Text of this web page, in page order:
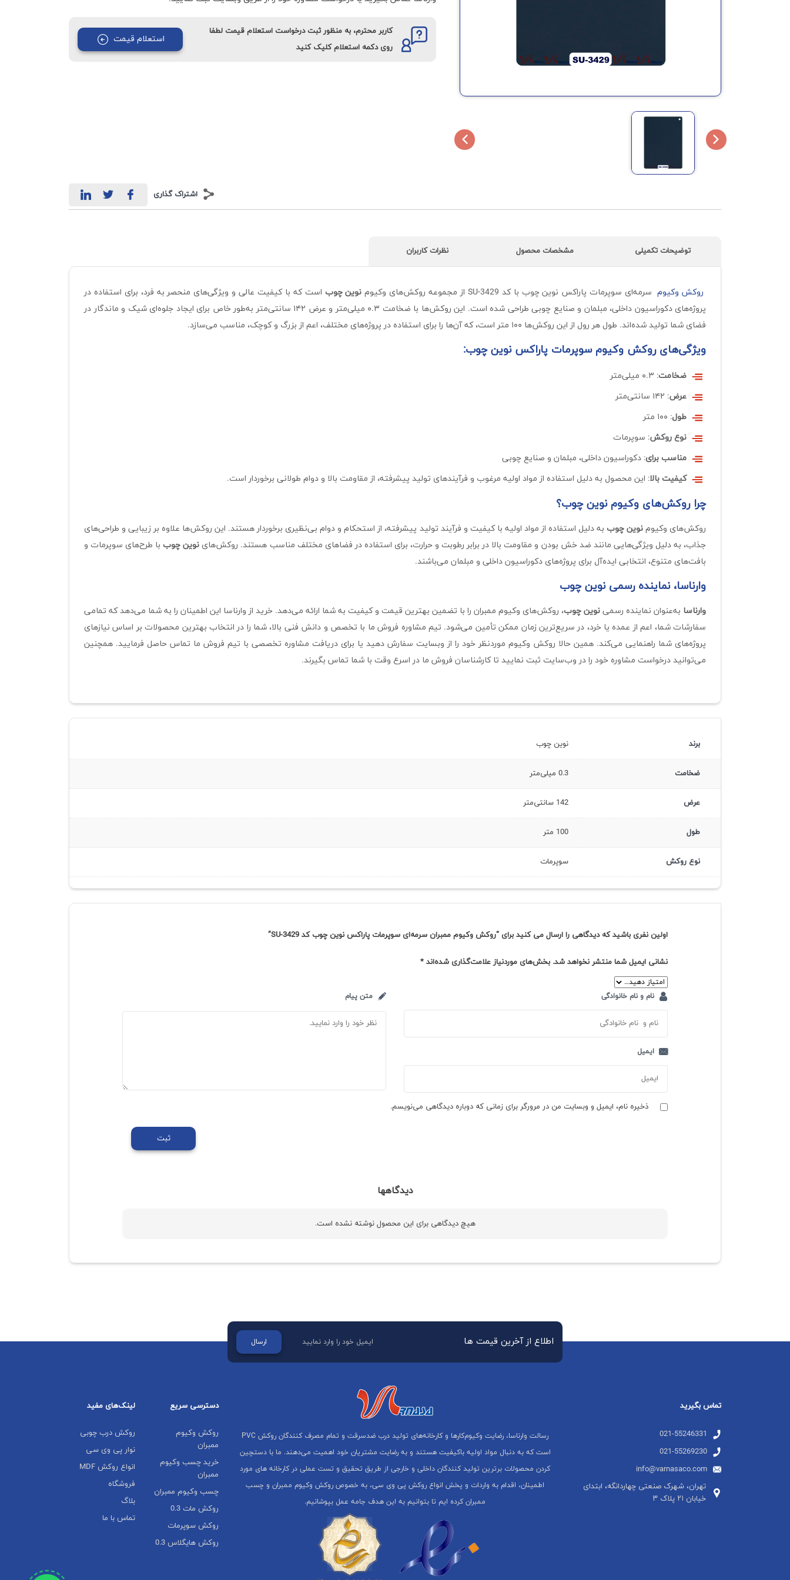
کاربر محترم، به منظور ثبت درخواست استعلام قیمت لطفا
روی دکمه استعلام کلیک کنید
استعلام قیمت
اشتراک گذاری
توضیحات تکمیلی مشخصات محصول نظرات کاربران
روکش وکیوم سرمه‌ای سوپرمات پاراکس نوین چوب با کد SU-3429 از مجموعه روکش‌های وکیوم نوین چوب است که با کیفیت عالی و ویژگی‌های منحصر به فرد، برای استفاده در
پروژه‌های دکوراسیون داخلی، مبلمان و صنایع چوبی طراحی شده است. این روکش‌ها با ضخامت ۰.۳ میلی‌متر و عرض ۱۴۲ سانتی‌متر به‌طور خاص برای ایجاد جلوه‌ای شیک و ماندگار در
فضای شما تولید شده‌اند. طول هر رول از این روکش‌ها ۱۰۰ متر است، که آن‌ها را برای استفاده در پروژه‌های مختلف، اعم از بزرگ و کوچک، مناسب می‌سازد.
ویژگی‌های روکش وکیوم سوپرمات پاراکس نوین چوب:
ضخامت: ۰.۳ میلی‌متر
عرض: ۱۴۲ سانتی‌متر
طول: ۱۰۰ متر
نوع روکش: سوپرمات
مناسب برای: دکوراسیون داخلی، مبلمان و صنایع چوبی
کیفیت بالا: این محصول به دلیل استفاده از مواد اولیه مرغوب و فرآیندهای تولید پیشرفته، از مقاومت بالا و دوام طولانی برخوردار است.
چرا روکش‌های وکیوم نوین چوب؟
روکش‌های وکیومنوین چوب به دلیل استفاده از مواد اولیه با کیفیت و فرآیند تولید پیشرفته، از استحکام و دوام بی‌نظیری برخوردار هستند. این روکش‌ها علاوه بر زیبایی و طراحی‌های
جذاب، به دلیل ویژگی‌هایی مانند ضد خش بودن و مقاومت بالا در برابر رطوبت و حرارت، برای استفاده در فضاهای مختلف مناسب هستند. روکش‌های نوین چوب با طرح‌های سوپرمات و
بافت‌های متنوع، انتخابی ایده‌آل برای پروژه‌های دکوراسیون داخلی و مبلمان می‌باشند.
وارناسا، نماینده رسمی نوین چوب
وارناسا به‌عنوان نماینده رسمی نوین چوب، روکش‌های وکیوم ممبران را با تضمین بهترین قیمت و کیفیت به شما ارائه می‌دهد. خرید از وارناسا این اطمینان را به شما می‌دهد که تمامی
سفارشات شما، اعم از عمده یا خرد، در سریع‌ترین زمان ممکن تأمین می‌شود. تیم مشاوره فروش ما با تخصص و دانش فنی بالا، شما را در انتخاب بهترین محصولات بر اساس نیازهای
پروژه‌های شما راهنمایی می‌کند. همین حالا روکش وکیوم موردنظر خود را از وبسایت سفارش دهید یا برای دریافت مشاوره تخصصی با تیم فروش ما تماس حاصل فرمایید. همچنین
می‌توانید درخواست مشاوره خود را در وب‌سایت ثبت نمایید تا کارشناسان فروش ما در اسرع وقت با شما تماس بگیرند.
برند نوین چوب
ضخامت 0.3 میلی‌متر
عرض 142 سانتی‌متر
طول 100 متر
نوع روکش سوپرمات
اولین نفری باشید که دیدگاهی را ارسال می کنید برای “روکش وکیوم ممبران سرمه‌ای سوپرمات پاراکس نوین چوب کد SU-3429”
نشانی ایمیل شما منتشر نخواهد شد. بخش‌های موردنیاز علامت‌گذاری شده‌اند *
متن پیام نام و نام خانوادگی
ایمیل
ذخیره نام، ایمیل و وبسایت من در مرورگر برای زمانی که دوباره دیدگاهی می‌نویسم.
دیدگاهها
هیچ دیدگاهی برای این محصول نوشته نشده است.
اطلاع از آخرین قیمت ها ارسال
رسالت وارناسا، رضایت وکیوم‌کارها و کارخانه‌های تولید درب ضدسرقت و تمام مصرف کنندگان روکش PVC
است که به دنبال مواد اولیه باکیفیت هستند و به رضایت مشتریان خود اهمیت می‌دهند. ما با دستچین
کردن محصولات برترین تولید کنندگان داخلی و خارجی از طریق تحقیق و تست عملی در کارخانه های مورد
اطمینان، اقدام به واردات و پخش انواع روکش پی وی سی، به خصوص روکش وکیوم ممبران و چسب
ممبران کرده ایم تا بتوانیم به این هدف جامه عمل بپوشانیم.
تماس بگیرید
021-55246331
021-55269230
info@varnasaco.com
تهران، شهرک صنعتی چهاردانگه، ابتدای
خیابان ۲۱ پلاک ۳
دسترسی سریع
روکش وکیوم
ممبران
خرید چسب وکیوم
ممبران
چسب وکیوم ممبران
روکش مات 0.3
روکش سوپرمات
روکش هایگلاس 0.3
لینک‌های مفید
روکش درب چوبی
نوار پی وی سی
انواع روکش MDF
فروشگاه
بلاگ
تماس با ما